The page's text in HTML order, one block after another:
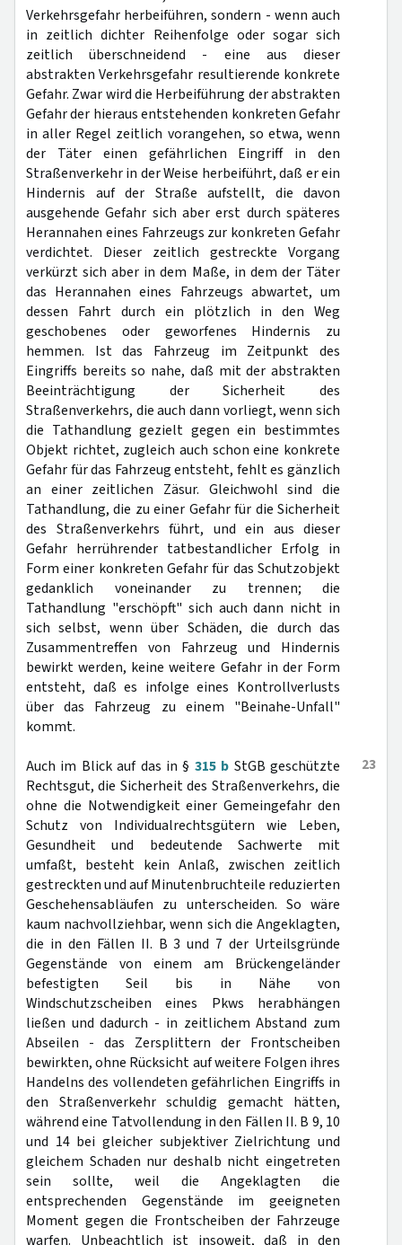
Verkehrsgefahr herbeiführen, sondern - wenn auch
in zeitlich dichter Reihenfolge oder sogar sich
zeitlich überschneidend - eine aus dieser
abstrakten Verkehrsgefahr resultierende konkrete
Gefahr. Zwar wird die Herbeiführung der abstrakten
Gefahr der hieraus entstehenden konkreten Gefahr
in aller Regel zeitlich vorangehen, so etwa, wenn
der Täter einen gefährlichen Eingriff in den
Straßenverkehr in der Weise herbeiführt, daß er ein
Hindernis auf der Straße aufstellt, die davon
ausgehende Gefahr sich aber erst durch späteres
Herannahen eines Fahrzeugs zur konkreten Gefahr
verdichtet. Dieser zeitlich gestreckte Vorgang
verkürzt sich aber in dem Maße, in dem der Täter
das Herannahen eines Fahrzeugs abwartet, um
dessen Fahrt durch ein plötzlich in den Weg
geschobenes oder geworfenes Hindernis zu
hemmen. Ist das Fahrzeug im Zeitpunkt des
Eingriffs bereits so nahe, daß mit der abstrakten
Beeinträchtigung der Sicherheit des
Straßenverkehrs, die auch dann vorliegt, wenn sich
die Tathandlung gezielt gegen ein bestimmtes
Objekt richtet, zugleich auch schon eine konkrete
Gefahr für das Fahrzeug entsteht, fehlt es gänzlich
an einer zeitlichen Zäsur. Gleichwohl sind die
Tathandlung, die zu einer Gefahr für die Sicherheit
des Straßenverkehrs führt, und ein aus dieser
Gefahr herrührender tatbestandlicher Erfolg in
Form einer konkreten Gefahr für das Schutzobjekt
gedanklich voneinander zu trennen; die
Tathandlung "erschöpft" sich auch dann nicht in
sich selbst, wenn über Schäden, die durch das
Zusammentreffen von Fahrzeug und Hindernis
bewirkt werden, keine weitere Gefahr in der Form
entsteht, daß es infolge eines Kontrollverlusts
über das Fahrzeug zu einem "Beinahe-Unfall"
kommt.
23
Auch im Blick auf das in § 315 b StGB geschützte
Rechtsgut, die Sicherheit des Straßenverkehrs, die
ohne die Notwendigkeit einer Gemeingefahr den
Schutz von Individualrechtsgütern wie Leben,
Gesundheit und bedeutende Sachwerte mit
umfaßt, besteht kein Anlaß, zwischen zeitlich
gestreckten und auf Minutenbruchteile reduzierten
Geschehensabläufen zu unterscheiden. So wäre
kaum nachvollziehbar, wenn sich die Angeklagten,
die in den Fällen II. B 3 und 7 der Urteilsgründe
Gegenstände von einem am Brückengeländer
befestigten Seil bis in Nähe von
Windschutzscheiben eines Pkws herabhängen
ließen und dadurch - in zeitlichem Abstand zum
Abseilen - das Zersplittern der Frontscheiben
bewirkten, ohne Rücksicht auf weitere Folgen ihres
Handelns des vollendeten gefährlichen Eingriffs in
den Straßenverkehr schuldig gemacht hätten,
während eine Tatvollendung in den Fällen II. B 9, 10
und 14 bei gleicher subjektiver Zielrichtung und
gleichem Schaden nur deshalb nicht eingetreten
sein sollte, weil die Angeklagten die
entsprechenden Gegenstände im geeigneten
Moment gegen die Frontscheiben der Fahrzeuge
warfen. Unbeachtlich ist insoweit, daß in den